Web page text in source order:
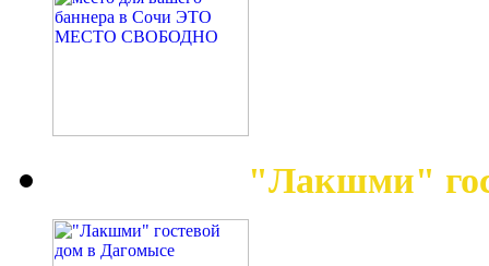
"Лакшми"